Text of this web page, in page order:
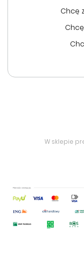
Chcę
W sklepie